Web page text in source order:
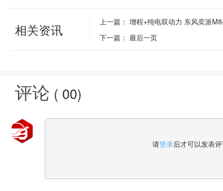
相关资讯 上一篇： 增程+纯电双动力 东风奕派
下一篇： 最后一页
评论 ( 00)
请登录后才可以发表